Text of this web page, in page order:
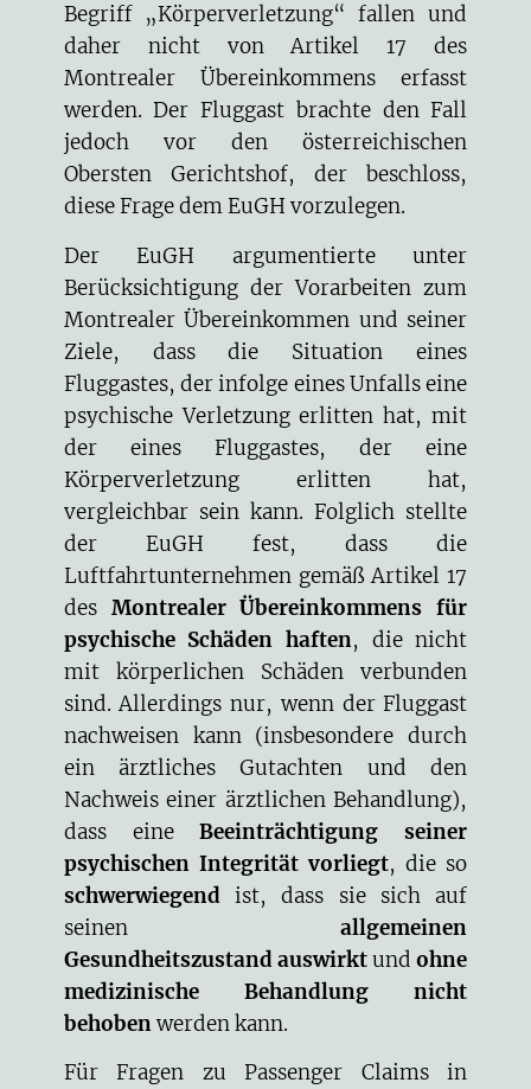
Begriff „Körperverletzung“ fallen und
daher nicht von Artikel 17 des
Montrealer Übereinkommens erfasst
werden. Der Fluggast brachte den Fall
jedoch vor den österreichischen
Obersten Gerichtshof, der beschloss,
diese Frage dem EuGH vorzulegen.
Der EuGH argumentierte unter
Berücksichtigung der Vorarbeiten zum
Montrealer Übereinkommen und seiner
Ziele, dass die Situation eines
Fluggastes, der infolge eines Unfalls eine
psychische Verletzung erlitten hat, mit
der eines Fluggastes, der eine
Körperverletzung erlitten hat,
vergleichbar sein kann. Folglich stellte
der EuGH fest, dass die
Luftfahrtunternehmen gemäß Artikel 17
des Montrealer Übereinkommens für
psychische Schäden haften, die nicht
mit körperlichen Schäden verbunden
sind. Allerdings nur, wenn der Fluggast
nachweisen kann (insbesondere durch
ein ärztliches Gutachten und den
Nachweis einer ärztlichen Behandlung),
dass eineBeeinträchtigung seiner
psychischen Integrität vorliegt, die so
schwerwiegend ist, dass sie sich auf
seinenallgemeinen
Gesundheitszustand auswirktundohne
medizinische Behandlung nicht
behobenwerden kann.
Für Fragen zu Passenger Claims in